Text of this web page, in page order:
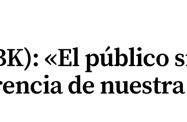
«El público
de nuestra